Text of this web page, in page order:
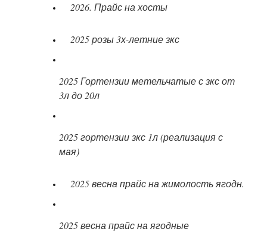
2026. Прайс на хосты
2025 розы 3х-летние зкс
2025 Гортензии метельчатые с зкс от
3л до 20л
2025 гортензии зкс 1л (реализация с
мая)
2025 весна прайс на жимолость ягодн.
2025 весна прайс на ягодные